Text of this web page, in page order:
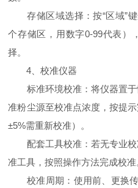
存储区域选择：按“区域”键
个存储区，用数字0-99代表）
择。
4、校准仪器
标准环境校准：将仪器置于
准粉尘源至校准点浓度，按提
±5%需重新校准）。
配套工具校准：若无专业校
准工具，按照操作方法完成校准
校准周期：使用前、更换传